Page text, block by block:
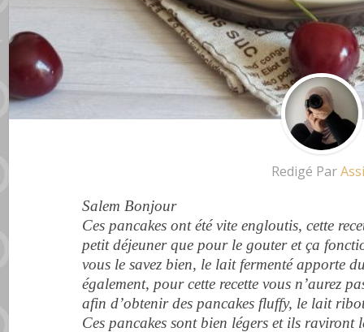
Redigé Par
Salem Bonjour
Ces pancakes ont été vite engloutis, cette
petit déjeuner que pour le gouter et ça
vous le savez bien, le lait fermenté apporte
également, pour cette recette vous n’aurez
afin d’obtenir des pancakes fluffy, le lait
Ces pancakes sont bien légers et ils raviront